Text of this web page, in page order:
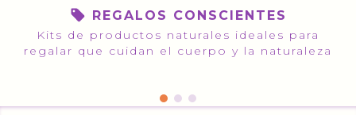
REGALOS CONSCIENTES
Kits de productos naturales ideales para
regalar que cuidan el cuerpo y la naturaleza